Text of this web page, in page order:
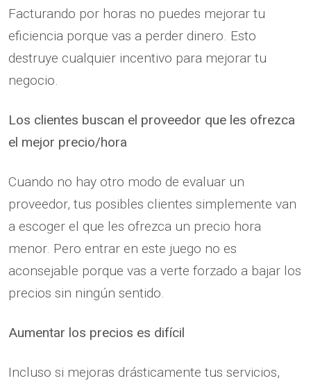
Facturando por horas no puedes mejorar tu
eficiencia porque vas a perder dinero. Esto
destruye cualquier incentivo para mejorar tu
negocio.
Los clientes buscan el proveedor que les ofrezca
el mejor precio/hora
Cuando no hay otro modo de evaluar un
proveedor, tus posibles clientes simplemente van
a escoger el que les ofrezca un precio hora
menor. Pero entrar en este juego no es
aconsejable porque vas a verte forzado a bajar los
precios sin ningún sentido.
Aumentar los precios es difícil
Incluso si mejoras drásticamente tus servicios,